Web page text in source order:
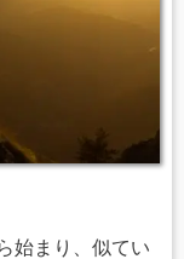
始まり、似てい